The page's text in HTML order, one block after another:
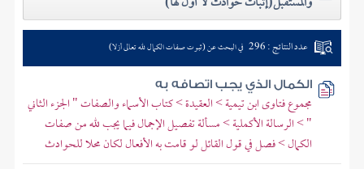
عدد النتائج : 296 في البحث عن (ثبوت صفات الكمال لله تعالى أزلا)
الكمال الذي يجب اتصافه به
مجموع فتاوى ابن تيمية > العقيدة > كتاب الأسماء والصفات " الجزء الثاني
" > الرسالة الأكملية > مسألة تفصيل الإجمال فيما يجب لله من صفات
الكمال > فصل في قول القائل لو قامت به الأفعال لكان محلا للحوادث